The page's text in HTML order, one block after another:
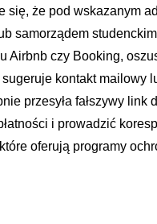
się, że pod wskazanym
samorządem
Airbnb czy Booking,
kontakt mailowy
przesyła fałszywy link
i prowadzić
oferują programy